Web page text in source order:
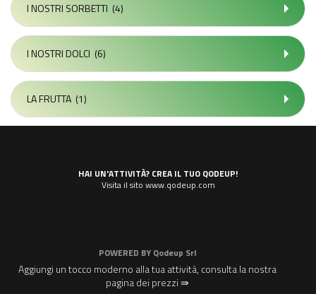
I NOSTRI SORBETTI (4)
I NOSTRI DOLCI (6)
LA FRUTTA (1)
HAI UN'ATTIVITÀ? CREA IL TUO QODEUP!
Visita il sito www.qodeup.com
POWERED BY Qodeup Srl
Aggiungi un tocco moderno alla tua attività, consulta la nostra
pagina dei prezzi ⇛